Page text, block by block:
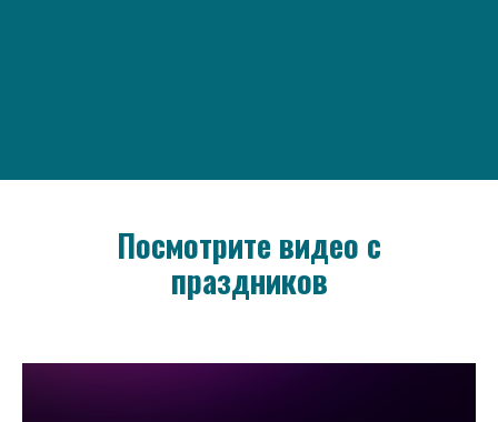
Посмотрите видео с
праздников